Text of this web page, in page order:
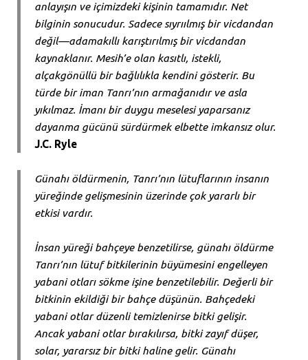
anlayışın ve içimizdeki kişinin tamamıdır. Net
bilginin sonucudur. Sadece sıyrıılmış bir vicdandan
değil—adamakıllı karıştırılmış bir vicdandan
kaynaklanır. Mesih’e olan kasıtlı, istekli,
alçakgönüllü bir bağlılıkla kendini gösterir. Bu
türde bir iman Tanrı’nın armağanıdır ve asla
yıkılmaz. İmanı bir duygu meselesi yaparsanız
dayanma gücünü sürdürmek elbette imkansız olur.
J.C. Ryle
Günahı öldürmenin, Tanrı’nın lütuflarının insanın
yüreğinde gelişmesinin üzerinde çok yararlı bir
etkisi vardır.
İnsan yüreği bahçeye benzetilirse, günahı öldürme
Tanrı’nın lütuf bitkilerinin büyümesini engelleyen
yabani otları sökme işine benzetilebilir. Değerli bir
bitkinin ekildiği bir bahçe düşünün. Bahçedeki
yabani otlar düzenli temizlenirse bitki gelişir.
Ancak yabani otlar bırakılırsa, bitki zayıf düşer,
solar, yararsız bir bitki haline gelir. Günahı